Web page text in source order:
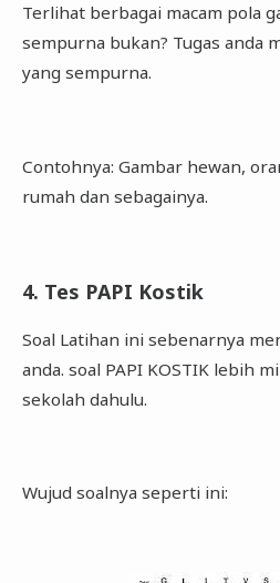
Terlihat berbagai macam pola
sempurna bukan? Tugas anda
yang sempurna.
Contohnya: Gambar hewan,
rumah dan sebagainya.
4. Tes PAPI Kostik
Soal Latihan ini sebenarnya
anda. soal PAPI KOSTIK lebih
sekolah dahulu.
Wujud soalnya seperti ini: